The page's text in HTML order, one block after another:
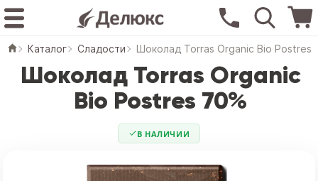
Каталог Сладости Шоколад Torras Organic Bio Postres
Шоколад Torras Organic
Bio Postres 70%
В НАЛИЧИИ